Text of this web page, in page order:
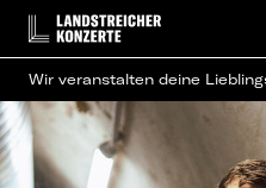
Wir veranstalten deine